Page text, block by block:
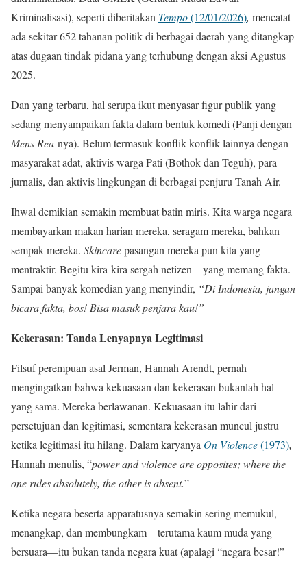
Kriminalisasi), seperti diberitakan Tempo(12/01/2026), mencatat
ada sekitar 652 tahanan politik di berbagai daerah yang ditangkap
atas dugaan tindak pidana yang terhubung dengan aksi Agustus
2025.
Dan yang terbaru, hal serupa ikut menyasar figur publik yang
sedang menyampaikan fakta dalam bentuk komedi (Panji dengan
Mens Rea-nya). Belum termasuk konflik-konflik lainnya dengan
masyarakat adat, aktivis warga Pati (Bothok dan Teguh), para
jurnalis, dan aktivis lingkungan di berbagai penjuru Tanah Air.
Ihwal demikian semakin membuat batin miris. Kita warga negara
membayarkan makan harian mereka, seragam mereka, bahkan
sempak mereka. Skincarepasangan mereka pun kita yang
mentraktir. Begitu kira-kira sergah netizen—yang memang fakta.
Sampai banyak komedian yang menyindir, “Di Indonesia, jangan
bicara fakta, bos! Bisa masuk penjara kau!”
Kekerasan: Tanda Lenyapnya Legitimasi
Filsuf perempuan asal Jerman, Hannah Arendt, pernah
mengingatkan bahwa kekuasaan dan kekerasan bukanlah hal
yang sama. Mereka berlawanan. Kekuasaan itu lahir dari
persetujuan dan legitimasi, sementara kekerasan muncul justru
ketika legitimasi itu hilang. Dalam karyanya On Violence(1973),
Hannah menulis, “power and violence are opposites; where the
one rules absolutely, the other is absent.”
Ketika negara beserta apparatusnya semakin sering memukul,
menangkap, dan membungkam—terutama kaum muda yang
bersuara—itu bukan tanda negara kuat (apalagi “negara besar!”